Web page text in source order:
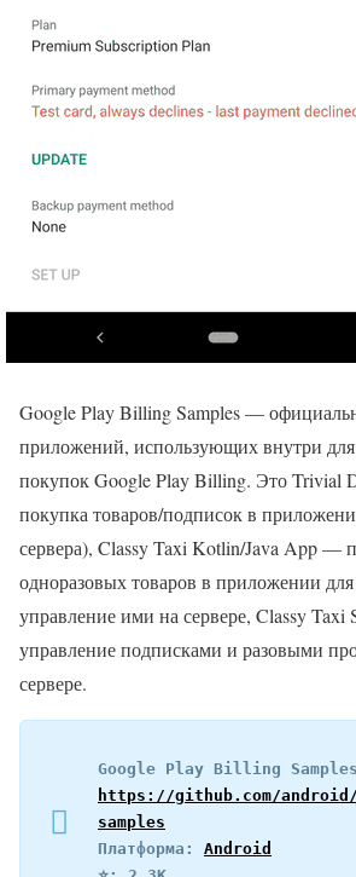
Google Play Billing Samples —
приложений, использующих внутри
покупок Google Play Billing. Это Trivial
покупка товаров/подписок в
сервера), Classy Taxi Kotlin/Java App —
одноразовых товаров в приложении
управление ими на сервере, Classy
управление подписками и разовыми
сервере.
https://github.com/
samples
Платформа: Android